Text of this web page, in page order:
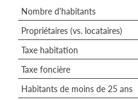
Nombre d'habitants
Propriétaires (vs. locataires)
Taxe habitation
Taxe foncière
Habitants de moins de 25 ans